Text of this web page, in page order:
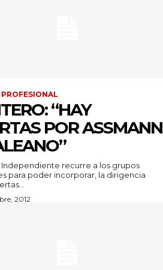
“HAY
POR ASSMANN
Independiente recurre a los grupos
para poder incorporar, la dirigencia
2012